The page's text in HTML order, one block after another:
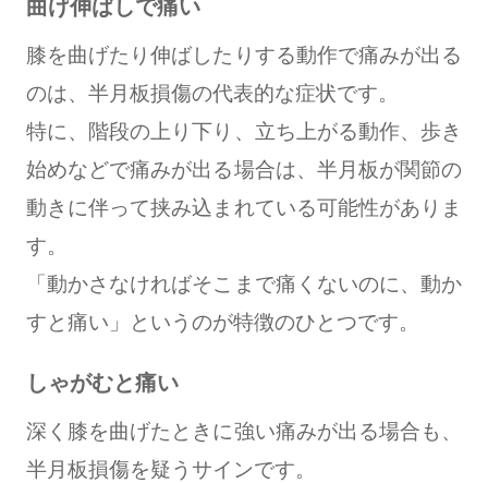
曲げ伸ばしで痛い
膝を曲げたり伸ばしたりする動作で痛みが出る
のは、半月板損傷の代表的な症状です。
特に、階段の上り下り、立ち上がる動作、歩き
始めなどで痛みが出る場合は、半月板が関節の
動きに伴って挟み込まれている可能性がありま
す。
「動かさなければそこまで痛くないのに、動か
すと痛い」というのが特徴のひとつです。
しゃがむと痛い
深く膝を曲げたときに強い痛みが出る場合も、
半月板損傷を疑うサインです。